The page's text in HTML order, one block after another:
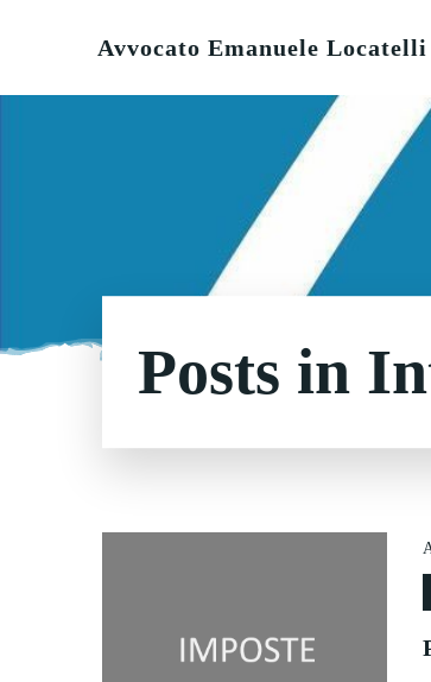
Avvocato Emanuele Locatelli
Posts in